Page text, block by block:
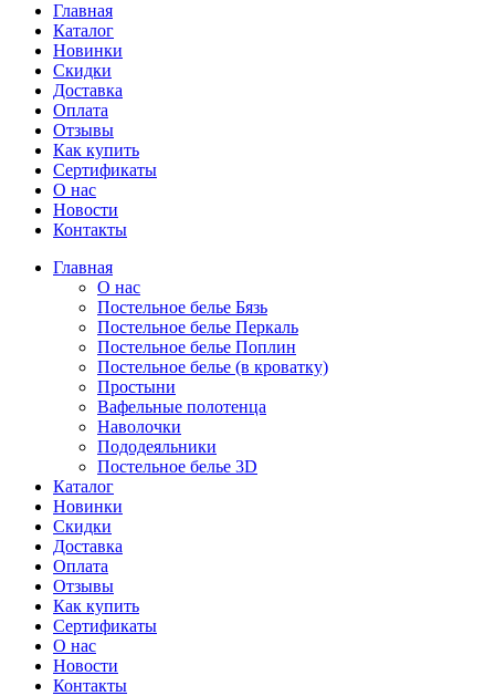
Главная
Каталог
Новинки
Скидки
Доставка
Оплата
Отзывы
Как купить
Сертификаты
О нас
Новости
Контакты
Главная
О нас
Постельное белье Бязь
Постельное белье Перкаль
Постельное белье Поплин
Постельное белье (в кроватку)
Простыни
Вафельные полотенца
Наволочки
Пододеяльники
Постельное белье 3D
Каталог
Новинки
Скидки
Доставка
Оплата
Отзывы
Как купить
Сертификаты
О нас
Новости
Контакты